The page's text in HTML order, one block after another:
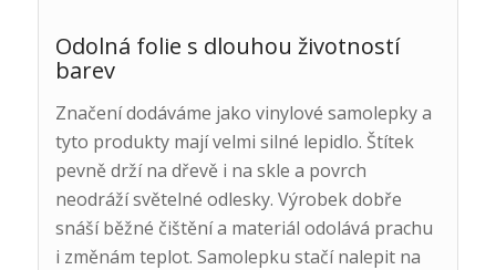
Odolná folie s dlouhou životností
barev
Značení dodáváme jako vinylové samolepky a
tyto produkty mají velmi silné lepidlo. Štítek
pevně drží na dřevě i na skle a povrch
neodráží světelné odlesky. Výrobek dobře
snáší běžné čištění a materiál odolává prachu
i změnám teplot. Samolepku stačí nalepit na